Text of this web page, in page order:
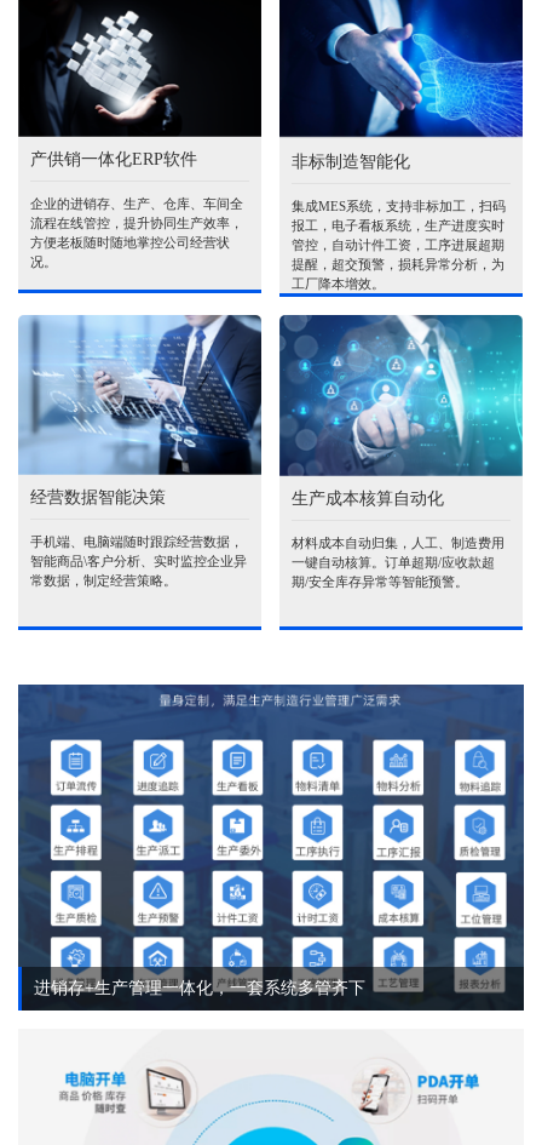
产供销一体化ERP软件
企业的进销存、生产、仓库、车间全
流程在线管控，提升协同生产效率，
方便老板随时随地掌控公司经营状
况。
非标制造智能化
集成MES系统，支持非标加工，扫码
报工，电子看板系统，生产进度实时
管控，自动计件工资，工序进展超期
提醒，超交预警，损耗异常分析，为
工厂降本增效。
经营数据智能决策
手机端、电脑端随时跟踪经营数据，
智能商品\客户分析、实时监控企业异
常数据，制定经营策略。
生产成本核算自动化
材料成本自动归集，人工、制造费用
一键自动核算。订单超期/应收款超
期/安全库存异常等智能预警。
进销存+生产管理一体化，一套系统多管齐下